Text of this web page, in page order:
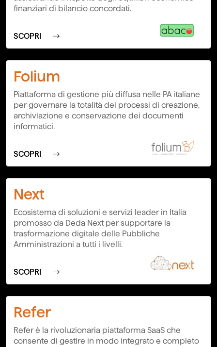
finanziari di bilancio concordati.
SCOPRI
Folium
Piattaforma di gestione più diffusa nelle PA italiane
per governare la totalità dei processi di creazione,
archiviazione e conservazione dei documenti
informatici.
SCOPRI
Next
Ecosistema di soluzioni e servizi leader in Italia
promosso da Deda Next per supportare la
trasformazione digitale delle Pubbliche
Amministrazioni a tutti i livelli.
SCOPRI
Refer
Refer è la rivoluzionaria piattaforma SaaS che
consente di gestire in modo integrato e completo